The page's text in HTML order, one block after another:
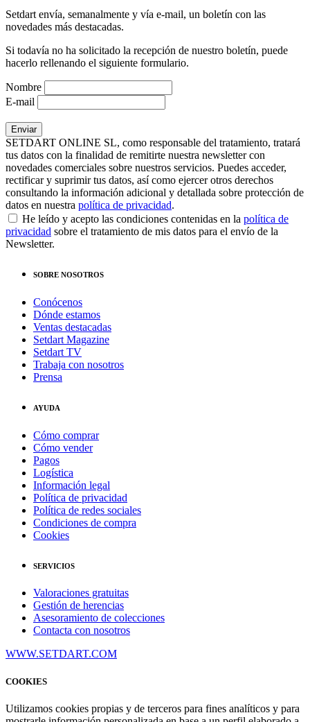
Setdart envía, semanalmente y vía e-mail, un boletín con las
novedades más destacadas.
Si todavía no ha solicitado la recepción de nuestro boletín, puede
hacerlo rellenando el siguiente formulario.
Nombre
E-mail
SETDART ONLINE SL, como responsable del tratamiento, tratará
tus datos con la finalidad de remitirte nuestra newsletter con
novedades comerciales sobre nuestros servicios. Puedes acceder,
rectificar y suprimir tus datos, así como ejercer otros derechos
consultando la información adicional y detallada sobre protección de
datos en nuestra política de privacidad.
He leído y acepto las condiciones contenidas en la política de
privacidad sobre el tratamiento de mis datos para el envío de la
Newsletter.
SOBRE NOSOTROS
Conócenos
Dónde estamos
Ventas destacadas
Setdart Magazine
Setdart TV
Trabaja con nosotros
Prensa
AYUDA
Cómo comprar
Cómo vender
Pagos
Logística
Información legal
Política de privacidad
Política de redes sociales
Condiciones de compra
Cookies
SERVICIOS
Valoraciones gratuitas
Gestión de herencias
Asesoramiento de colecciones
Contacta con nosotros
WWW.SETDART.COM
COOKIES
Utilizamos cookies propias y de terceros para fines analíticos y para